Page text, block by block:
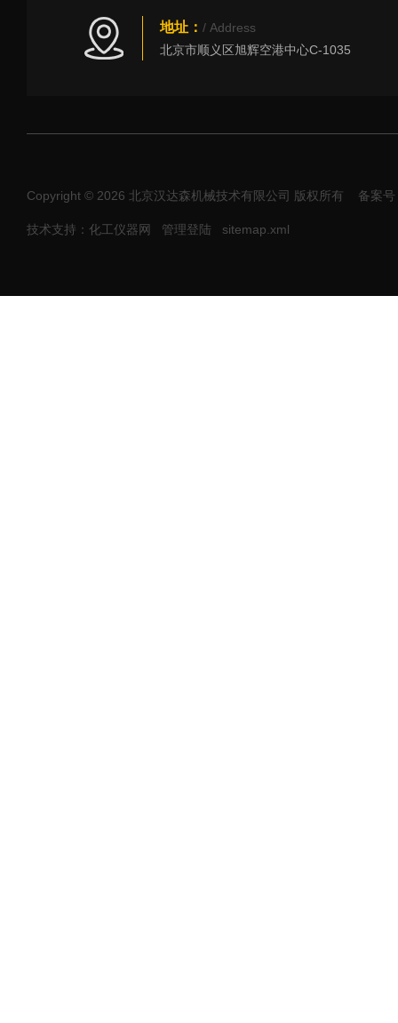
地址： / Address
北京市顺义区旭辉空港中心C-1035
Copyright © 2026 北京汉达森机械技术有限公司 版权所有 备案
技术支持：化工仪器网 管理登陆 sitemap.xml